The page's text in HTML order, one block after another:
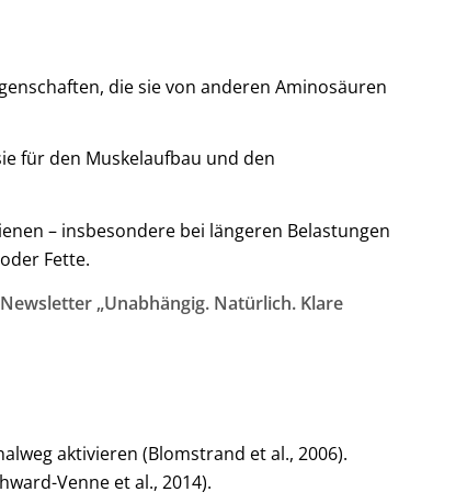
die sie von anderen Aminosäuren
für den Muskelaufbau und den
– insbesondere bei längeren Belastungen
Fette.
„Unabhängig. Natürlich. Klare
aktivieren (Blomstrand et al., 2006).
Venne et al., 2014).